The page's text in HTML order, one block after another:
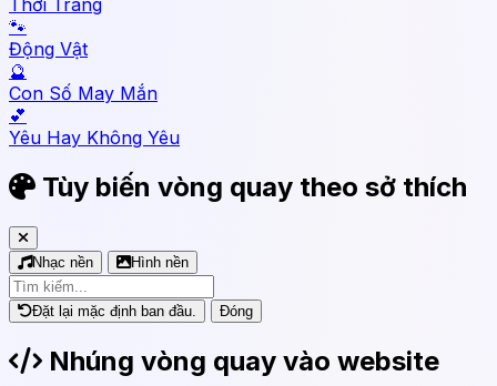
Thời Trang
🐾
Động Vật
🔮
Con Số May Mắn
💕
Yêu Hay Không Yêu
Tùy biến vòng quay theo sở thích
Nhạc nền Hình nền
Đặt lại mặc định ban đầu. Đóng
Nhúng vòng quay vào website